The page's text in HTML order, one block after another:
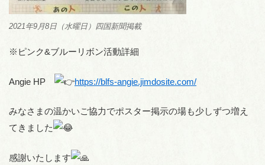
2021年9月8日（水曜日）四国新聞掲載
※ピンク&ブルーリボン活動詳細
Angie HP https://blfs-angie.jimdosite.com/
みなさまの温かいご協力でポスター掲示の場も少しずつ増え
てきました
感謝いたします